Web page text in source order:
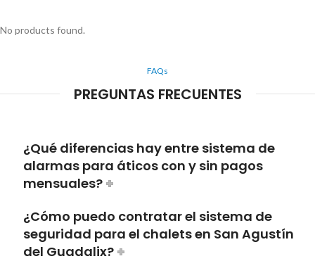
No products found.
FAQs
PREGUNTAS FRECUENTES
¿Qué diferencias hay entre sistema de
alarmas para áticos con y sin pagos
mensuales?
¿Cómo puedo contratar el sistema de
seguridad para el chalets en San Agustín
del Guadalix?